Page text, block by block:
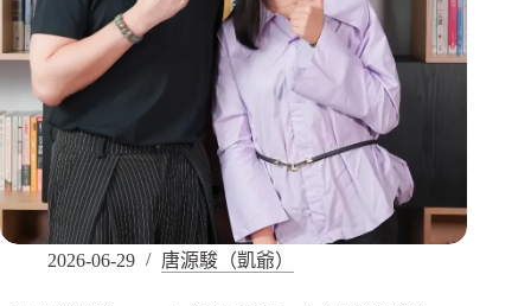
2026-06-29 唐源駿（凱爺）